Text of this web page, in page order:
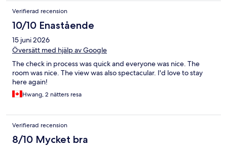
Verifierad recension
10/10 Enastående
15 juni 2026
Översätt med hjälp av Google
The check in process was quick and everyone was nice. The
room was nice. The view was also spectacular. I'd love to stay
here again!
Hwang, 2 nätters resa
Verifierad recension
8/10 Mycket bra